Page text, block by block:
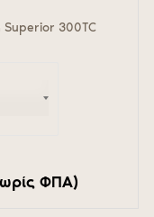
Superior 300ΤC
ΦΠΑ)